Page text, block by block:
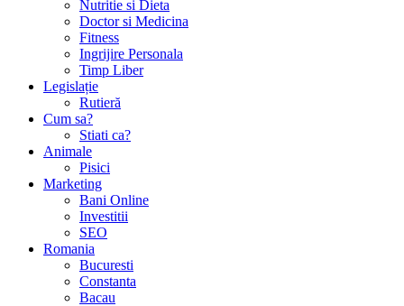
Nutritie si Dieta
Doctor si Medicina
Fitness
Ingrijire Personala
Timp Liber
Legislație
Rutieră
Cum sa?
Stiati ca?
Animale
Pisici
Marketing
Bani Online
Investitii
SEO
Romania
Bucuresti
Constanta
Bacau